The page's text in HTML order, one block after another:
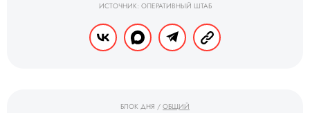
ИСТОЧНИК: ОПЕРАТИВНЫЙ ШТАБ
БЛОК ДНЯ / ОБЩИЙ